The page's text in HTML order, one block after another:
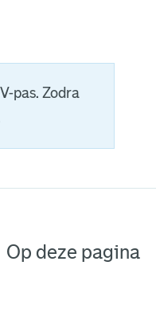
pas. Zodra
Op deze pagina